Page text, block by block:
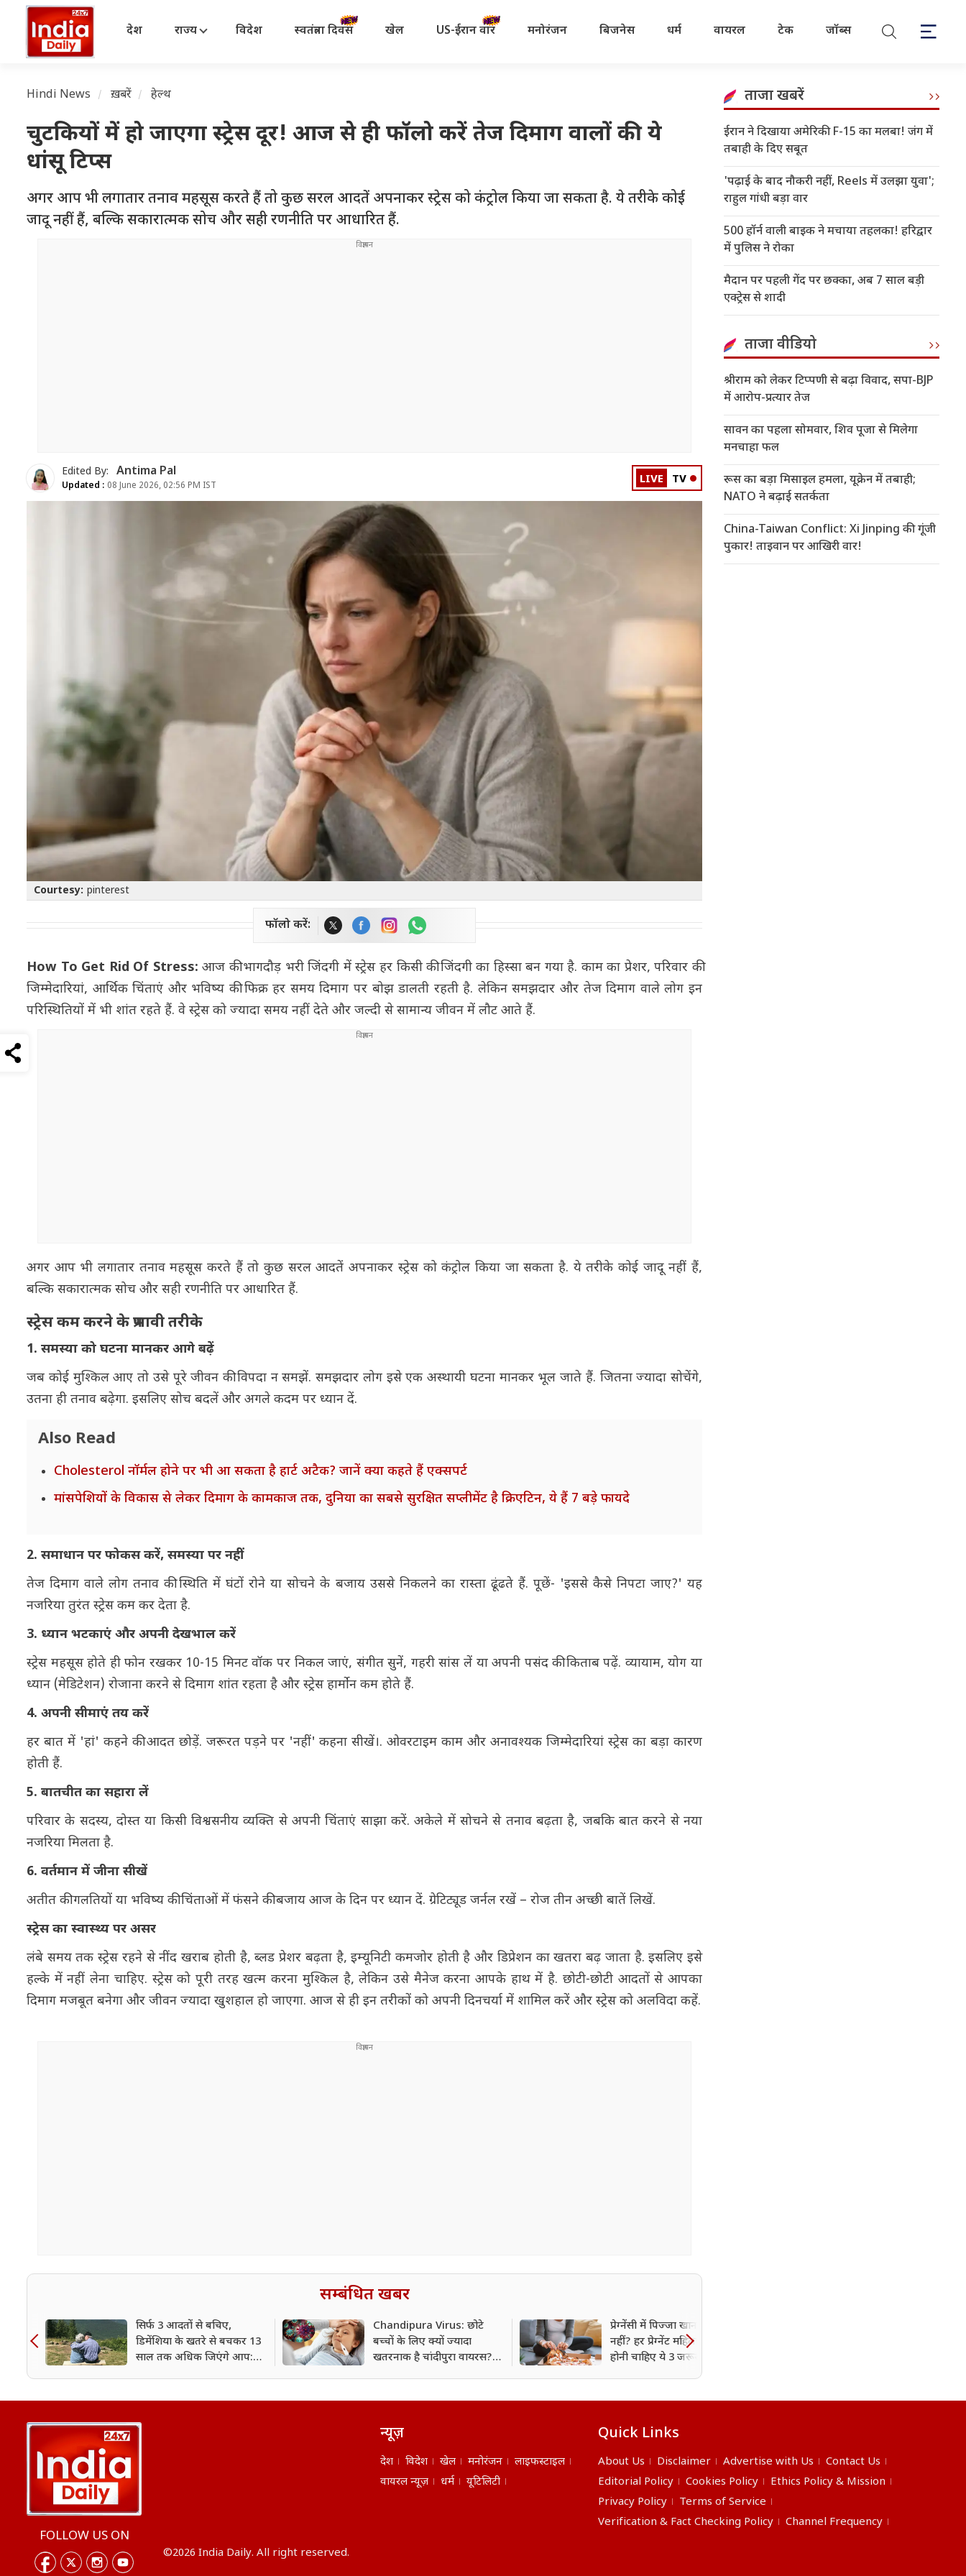
देश राज्य विदेश स्वतंत्रता दिवस खेल US-ईरान वॉर मनोरंजन बिजनेस धर्म वायरल टेक जॉब्स
Hindi News ख़बरें हेल्थ
चुटकियों में हो जाएगा स्ट्रेस दूर! आज से ही फॉलो करें तेज दिमाग वालों की ये
धांसू टिप्स
अगर आप भी लगातार तनाव महसूस करते हैं तो कुछ सरल आदतें अपनाकर स्ट्रेस को कंट्रोल किया जा सकता है. ये तरीके कोई
जादू नहीं हैं, बल्कि सकारात्मक सोच और सही रणनीति पर आधारित हैं.
Edited By: Antima Pal
Updated : 08 June 2026, 02:56 PM IST LIVE TV
Courtesy: pinterest
फॉलो करें:
How To Get Rid Of Stress:आज की भागदौड़ भरी जिंदगी में स्ट्रेस हर किसी की जिंदगी का हिस्सा बन गया है. काम का प्रेशर, परिवार की
जिम्मेदारियां, आर्थिक चिंताएं और भविष्य की फिक्र हर समय दिमाग पर बोझ डालती रहती है. लेकिन समझदार और तेज दिमाग वाले लोग इन
परिस्थितियों में भी शांत रहते हैं. वे स्ट्रेस को ज्यादा समय नहीं देते और जल्दी से सामान्य जीवन में लौट आते हैं.
अगर आप भी लगातार तनाव महसूस करते हैं तो कुछ सरल आदतें अपनाकर स्ट्रेस को कंट्रोल किया जा सकता है. ये तरीके कोई जादू नहीं हैं,
बल्कि सकारात्मक सोच और सही रणनीति पर आधारित हैं.
स्ट्रेस कम करने के प्रभावी तरीके
1. समस्या को घटना मानकर आगे बढ़ें
जब कोई मुश्किल आए तो उसे पूरे जीवन की विपदा न समझें. समझदार लोग इसे एक अस्थायी घटना मानकर भूल जाते हैं. जितना ज्यादा सोचेंगे,
उतना ही तनाव बढ़ेगा. इसलिए सोच बदलें और अगले कदम पर ध्यान दें.
Also Read
Cholesterol नॉर्मल होने पर भी आ सकता है हार्ट अटैक? जानें क्या कहते हैं एक्सपर्ट
मांसपेशियों के विकास से लेकर दिमाग के कामकाज तक, दुनिया का सबसे सुरक्षित सप्लीमेंट है क्रिएटिन, ये हैं 7 बड़े फायदे
2. समाधान पर फोकस करें, समस्या पर नहीं
तेज दिमाग वाले लोग तनाव की स्थिति में घंटों रोने या सोचने के बजाय उससे निकलने का रास्ता ढूंढते हैं. पूछें- 'इससे कैसे निपटा जाए?' यह
नजरिया तुरंत स्ट्रेस कम कर देता है.
3. ध्यान भटकाएं और अपनी देखभाल करें
स्ट्रेस महसूस होते ही फोन रखकर 10-15 मिनट वॉक पर निकल जाएं, संगीत सुनें, गहरी सांस लें या अपनी पसंद की किताब पढ़ें. व्यायाम, योग या
ध्यान (मेडिटेशन) रोजाना करने से दिमाग शांत रहता है और स्ट्रेस हार्मोन कम होते हैं.
4. अपनी सीमाएं तय करें
हर बात में 'हां' कहने की आदत छोड़ें. जरूरत पड़ने पर 'नहीं' कहना सीखें।. ओवरटाइम काम और अनावश्यक जिम्मेदारियां स्ट्रेस का बड़ा कारण
होती हैं.
5. बातचीत का सहारा लें
परिवार के सदस्य, दोस्त या किसी विश्वसनीय व्यक्ति से अपनी चिंताएं साझा करें. अकेले में सोचने से तनाव बढ़ता है, जबकि बात करने से नया
नजरिया मिलता है.
6. वर्तमान में जीना सीखें
अतीत की गलतियों या भविष्य की चिंताओं में फंसने की बजाय आज के दिन पर ध्यान दें. ग्रेटिट्यूड जर्नल रखें – रोज तीन अच्छी बातें लिखें.
स्ट्रेस का स्वास्थ्य पर असर
लंबे समय तक स्ट्रेस रहने से नींद खराब होती है, ब्लड प्रेशर बढ़ता है, इम्यूनिटी कमजोर होती है और डिप्रेशन का खतरा बढ़ जाता है. इसलिए इसे
हल्के में नहीं लेना चाहिए. स्ट्रेस को पूरी तरह खत्म करना मुश्किल है, लेकिन उसे मैनेज करना आपके हाथ में है. छोटी-छोटी आदतों से आपका
दिमाग मजबूत बनेगा और जीवन ज्यादा खुशहाल हो जाएगा. आज से ही इन तरीकों को अपनी दिनचर्या में शामिल करें और स्ट्रेस को अलविदा कहें.
सम्बंधित खबर
सिर्फ 3 आदतों से बचिए,
डिमेंशिया के खतरे से बचकर 13
साल तक अधिक जिएंगे आप:
Chandipura Virus: छोटे
बच्चों के लिए क्यों ज्यादा
खतरनाक है चांदीपुरा वायरस?
प्रेग्नेंसी में पिज्जा खाना चाहिए या
नहीं? हर प्रेग्नेंट महिला को पता
होनी चाहिए ये 3 जरूरी बातें
ताजा खबरें
ईरान ने दिखाया अमेरिकी F-15 का मलबा! जंग में
तबाही के दिए सबूत
'पढ़ाई के बाद नौकरी नहीं, Reels में उलझा युवा';
राहुल गांधी बड़ा वार
500 हॉर्न वाली बाइक ने मचाया तहलका! हरिद्वार
में पुलिस ने रोका
मैदान पर पहली गेंद पर छक्का, अब 7 साल बड़ी
एक्ट्रेस से शादी
ताजा वीडियो
श्रीराम को लेकर टिप्पणी से बढ़ा विवाद, सपा-BJP
में आरोप-प्रत्यार तेज
सावन का पहला सोमवार, शिव पूजा से मिलेगा
मनचाहा फल
रूस का बड़ा मिसाइल हमला, यूक्रेन में तबाही;
NATO ने बढ़ाई सतर्कता
China-Taiwan Conflict: Xi Jinping की गूंजी
पुकार! ताइवान पर आखिरी वार!
FOLLOW US ON
न्यूज़
देश विदेश खेल मनोरंजन
लाइफस्टाइल
वायरल न्यूज़
धर्म यूटिलिटी
Quick Links
About Us Disclaimer Advertise with Us
Contact Us
Editorial Policy
Cookies Policy
Ethics Policy & Mission
Privacy Policy
Terms of Service
Verification & Fact Checking Policy
Channel Frequency
©2026 India Daily. All right reserved.